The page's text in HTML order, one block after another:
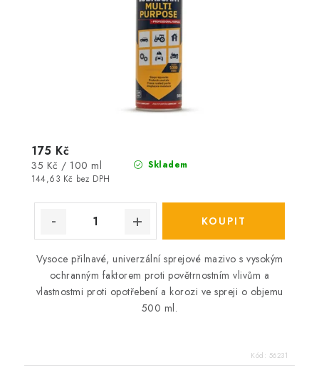
Skladem
144,63 Kč bez DPH
175 Kč
Měrná
cena:
35 Kč / 100 ml
Vysoce přilnavé, univerzální sprejové mazivo s vysokým
ochranným faktorem proti povětrnostním vlivům a
vlastnostmi proti opotřebení a korozi ve spreji o objemu
500 ml.
Kód: 56231